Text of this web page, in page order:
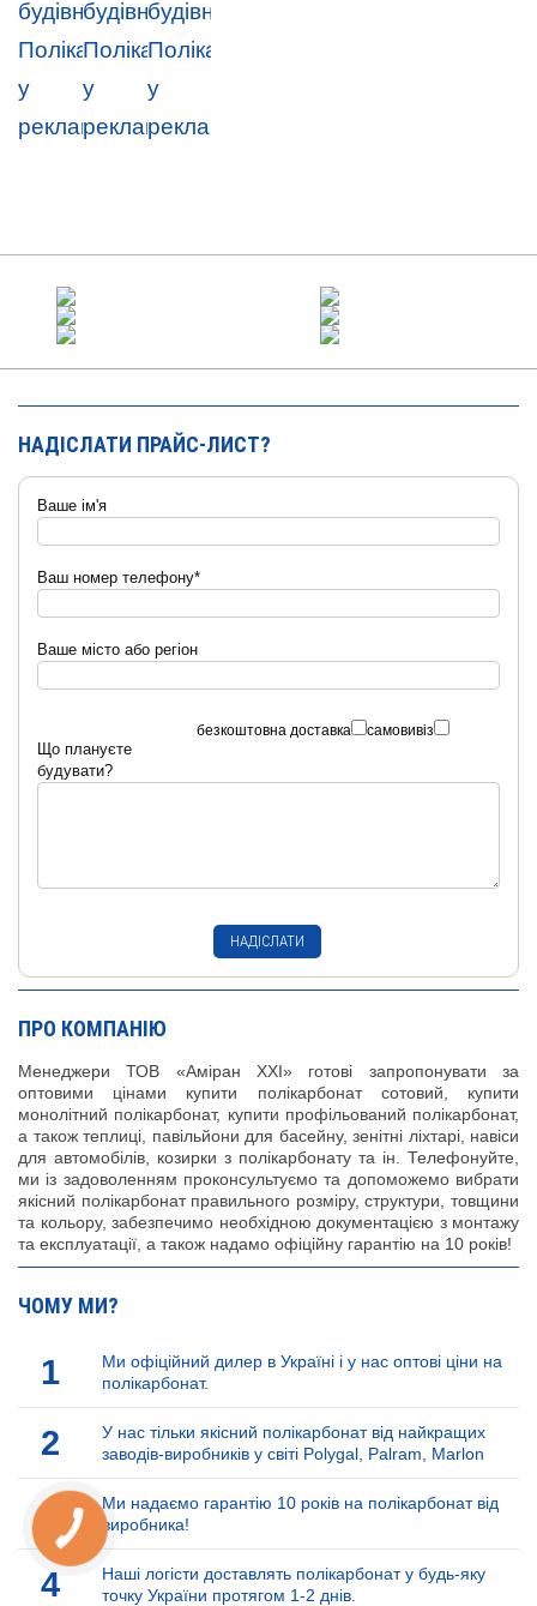
НАДІСЛАТИ ПРАЙС-ЛИСТ?
Ваше ім'я
Ваш номер телефону*
Ваше місто або регіон
безкоштовна доставка самовивіз
Що плануєте
будувати?
ПРО КОМПАНІЮ
Менеджери ТОВ «Аміран XXI» готові запропонувати за
оптовими цінами купити полікарбонат сотовий, купити
монолітний полікарбонат, купити профільований полікарбонат,
а також теплиці, павільйони для басейну, зенітні ліхтарі, навіси
для автомобілів, козирки з полікарбонату та ін. Телефонуйте,
ми із задоволенням проконсультуємо та допоможемо вибрати
якісний полікарбонат правильного розміру, структури, товщини
та кольору, забезпечимо необхідною документацією з монтажу
та експлуатації, а також надамо офіційну гарантію на 10 років!
ЧОМУ МИ?
1
Ми офіційний дилер в Україні і у нас оптові ціни на
полікарбонат.
2
У нас тільки якісний полікарбонат від найкращих
заводів-виробників у світі Polygal, Palram, Marlon
3
Ми надаємо гарантію 10 років на полікарбонат від
виробника!
4
Наші логісти доставлять полікарбонат у будь-яку
точку України протягом 1-2 днів.
КНОПКА
ЗВ'ЯЗКУ